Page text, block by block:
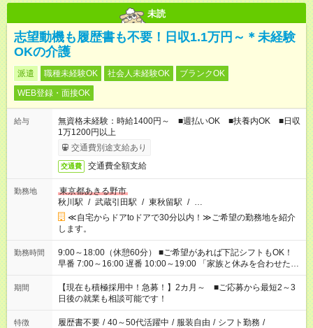
未読
志望動機も履歴書も不要！日収1.1万円～＊未経験
OKの介護
派遣 職種未経験OK 社会人未経験OK
ブランクOK
WEB登録・面接OK
給与
無資格未経験：時給1400円～ ■週払いOK ■扶養内OK ■日収
1万1200円以上
交通費別途支給あり
交通費 交通費全額支給
勤務地
東京都あきる野市
秋川駅 / 武蔵引田駅 / 東秋留駅 / …
≪自宅からドアtoドアで30分以内！≫ご希望の勤務地を紹介
します。
勤務時間
9:00～18:00（休憩60分） ■ご希望があれば下記シフトもOK！
早番 7:00～16:00 遅番 10:00～19:00 「家族と休みを合わせた
い」 「余裕を持って夕飯の準備がしたい」 「できれば残業はし
たくない」 など、ご希望を教えてくださいね。 ※Wワーク希望
の方へ 今ご覧のお仕事で希望する勤務時間と、もう1つのお仕事
の勤務時間。 合計で週40時間を超える場合は応募できません。
期間
【現在も積極採用中！急募！】2カ月～ ■ご応募から最短2～3
日後の就業も相談可能です！
特徴 履歴書不要 / 40～50代活躍中 / 服装自由 / シフト勤務 /